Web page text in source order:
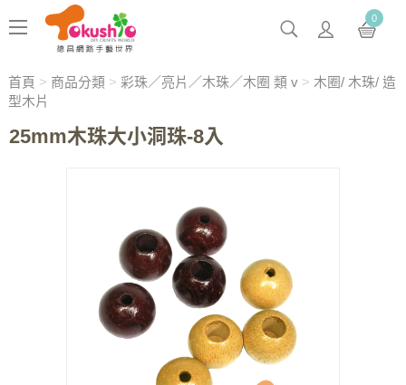
0
首頁 > 商品分類> 彩珠／亮片／木珠／木圈 類 v> 木圈/ 木珠/ 造
型木片
25mm木珠大小洞珠-8入